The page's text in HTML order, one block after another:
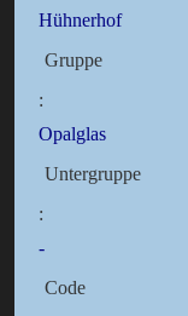
Hühnerhof
Gruppe
:
Opalglas
Untergruppe
:
-
Code